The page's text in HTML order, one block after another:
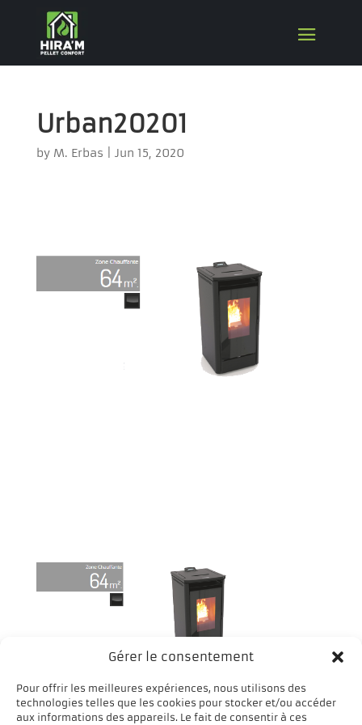
Gérer le consentement
Pour offrir les meilleures expériences, nous utilisons des
technologies telles que les cookies pour stocker et/ou accéder
aux informations des appareils. Le fait de consentir à ces
Urban20201
by M. Erbas Jun 15, 2020